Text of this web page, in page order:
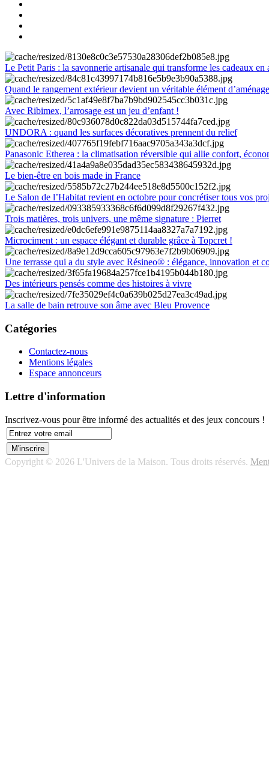
Le Petit Paris : la savonnerie artisanale qui transforme les cadeaux en
Quand le rangement extérieur devient un véritable élément
Avec Ribimex, l’arrosage est un jeu d’enfant !
UNDORA : quand les surfaces décoratives prennent du relief
Panasonic Etherea : la climatisation réversible qui allie confort,
Le bien-être en bois made in France
Le Salon de l’Habitat revient en octobre pour concrétiser tous vos
Trois matières, trois univers, une même signature : Pierret
Microciment : un espace élégant et durable grâce à Topcret !
Une terrasse qui a du style avec Résineo® : élégance, innovation et
Des intérieurs pensés comme des histoires à vivre
La salle de bain retrouve son âme avec Bleu Provence
Catégories
Contactez-nous
Mentions légales
Espace annonceurs
Lettre d'information
Inscrivez-vous pour être informé des actualités et des jeux concours !
Copyright © 2026 L'Univers de la Maison. Tous droits réservés.